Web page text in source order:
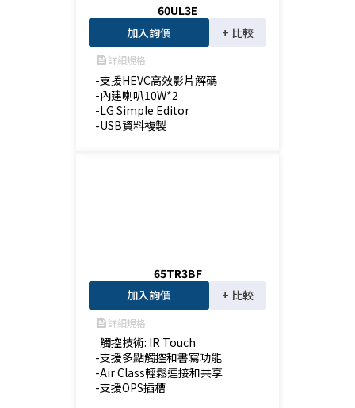
60UL3E
加入詢價
+ 比較
feed詳細規格
-支援HEVC高效影片解碼
-內建喇叭10W*2
-LG Simple Editor
-USB資料複製
65TR3BF
加入詢價
+ 比較
feed詳細規格
  觸控技術: IR Touch
-支援多點觸控和書寫功能
-Air Class輕鬆連接和共享
-支援OPS插槽